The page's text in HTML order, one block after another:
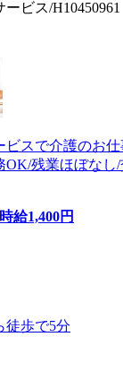
ビス/H10450961
ビスで介護のお
OK/残業ほぼなし
時給1,400円
徒歩で5分